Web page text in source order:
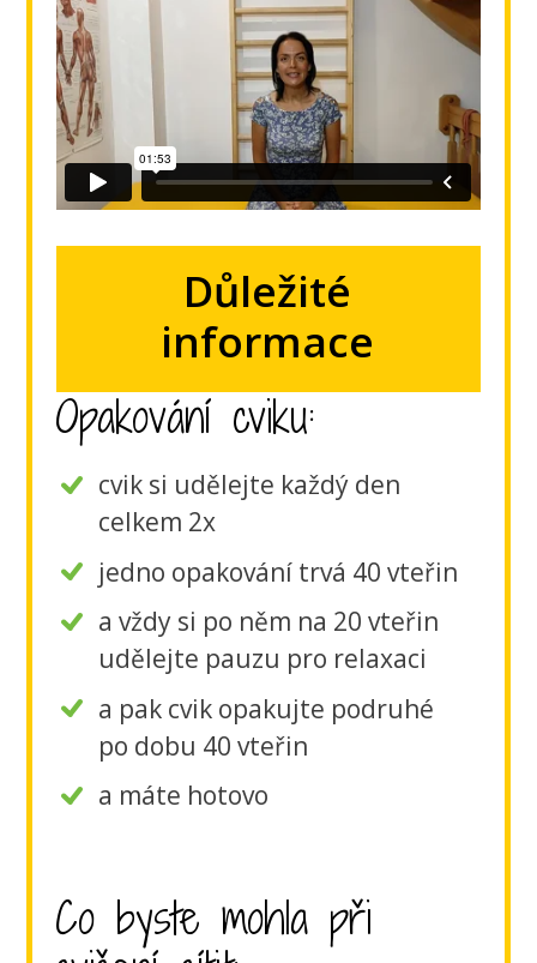
Důležité
informace
Opakování cviku:
cvik si udělejte každý den
celkem 2x
jedno opakování trvá 40 vteřin
a vždy si po něm na 20 vteřin
udělejte pauzu pro relaxaci
a pak cvik opakujte podruhé
po dobu 40 vteřin
a máte hotovo
Co byste mohla při